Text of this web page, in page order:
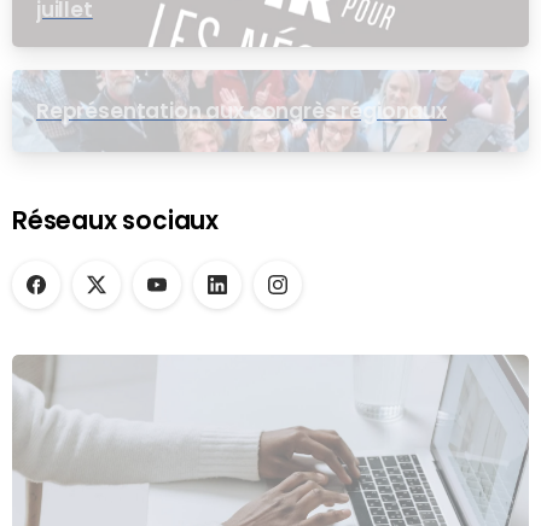
juillet
Représentation aux congrès régionaux
Réseaux sociaux